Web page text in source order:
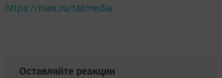
https://max.ru/tatmedia
Оставляйте реакции